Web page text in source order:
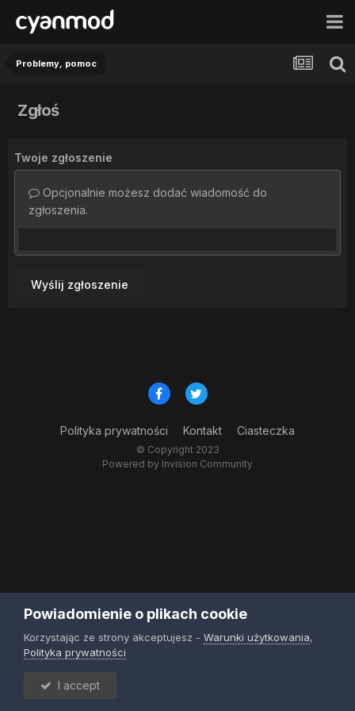
Problemy, pomoc
Zgłoś
Twoje zgłoszenie
Opcjonalnie możesz dodać wiadomość do
zgłoszenia.
Wyślij zgłoszenie
Polityka prywatności Kontakt Ciasteczka
© Copyright 2023
Powered by Invision Community
Powiadomienie o plikach cookie
Korzystając ze strony akceptujesz - Warunki użytkowania,
Polityka prywatności
I accept